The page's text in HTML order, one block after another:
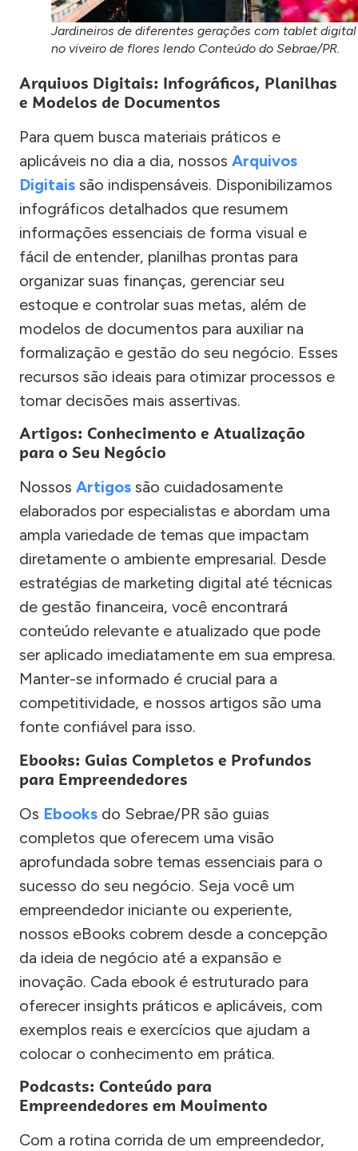
Jardineiros de diferentes gerações com tablet digital
no viveiro de flores lendo Conteúdo do Sebrae/PR.
Arquivos Digitais: Infográficos, Planilhas
e Modelos de Documentos
Para quem busca materiais práticos e
aplicáveis no dia a dia, nossos Arquivos
Digitais são indispensáveis. Disponibilizamos
infográficos detalhados que resumem
informações essenciais de forma visual e
fácil de entender, planilhas prontas para
organizar suas finanças, gerenciar seu
estoque e controlar suas metas, além de
modelos de documentos para auxiliar na
formalização e gestão do seu negócio. Esses
recursos são ideais para otimizar processos e
tomar decisões mais assertivas.
Artigos: Conhecimento e Atualização
para o Seu Negócio
Nossos Artigos são cuidadosamente
elaborados por especialistas e abordam uma
ampla variedade de temas que impactam
diretamente o ambiente empresarial. Desde
estratégias de marketing digital até técnicas
de gestão financeira, você encontrará
conteúdo relevante e atualizado que pode
ser aplicado imediatamente em sua empresa.
Manter-se informado é crucial para a
competitividade, e nossos artigos são uma
fonte confiável para isso.
Ebooks: Guias Completos e Profundos
para Empreendedores
Os Ebooks do Sebrae/PR são guias
completos que oferecem uma visão
aprofundada sobre temas essenciais para o
sucesso do seu negócio. Seja você um
empreendedor iniciante ou experiente,
nossos eBooks cobrem desde a concepção
da ideia de negócio até a expansão e
inovação. Cada ebook é estruturado para
oferecer insights práticos e aplicáveis, com
exemplos reais e exercícios que ajudam a
colocar o conhecimento em prática.
Podcasts: Conteúdo para
Empreendedores em Movimento
Com a rotina corrida de um empreendedor,